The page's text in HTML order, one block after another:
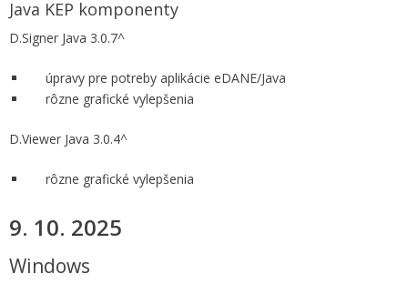
Java KEP komponenty
D.Signer Java 3.0.7^
úpravy pre potreby aplikácie eDANE/Java
rôzne grafické vylepšenia
D.Viewer Java 3.0.4^
rôzne grafické vylepšenia
9. 10. 2025
Windows